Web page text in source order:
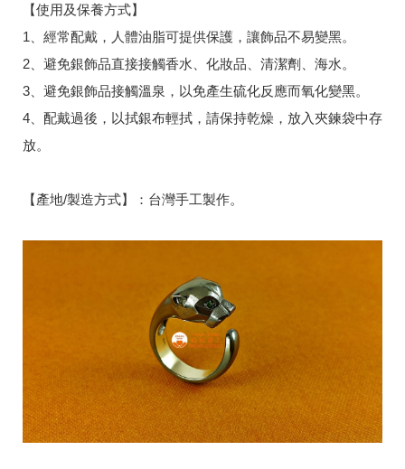
【使用及保養方式】
1、經常配戴，人體油脂可提供保護，讓飾品不易變黑。
2、避免銀飾品直接接觸香水、化妝品、清潔劑、海水。
3、避免銀飾品接觸溫泉，以免產生硫化反應而氧化變黑。
4、配戴過後，以拭銀布輕拭，請保持乾燥，放入夾鍊袋中存
放。
【產地/製造方式】：台灣手工製作。